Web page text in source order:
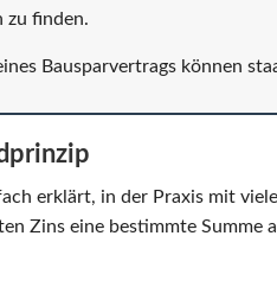
zu finden.
Bausparvertrags können
erklärt, in der Praxis mit
Zins eine bestimmte Summe